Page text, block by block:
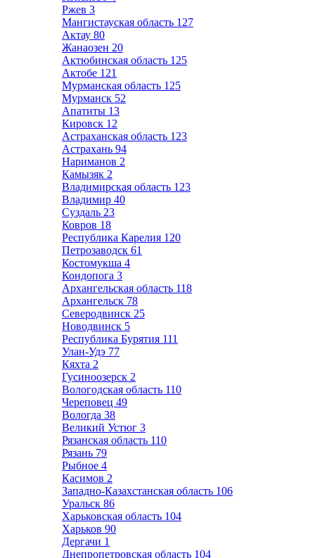
Ржев 3
Мангистауская область 127
Актау 80
Жанаозен 20
Актюбинская область 125
Актобе 121
Мурманская область 125
Мурманск 52
Апатиты 13
Кировск 12
Астраханская область 123
Астрахань 94
Нариманов 2
Камызяк 2
Владимирская область 123
Владимир 40
Суздаль 23
Ковров 18
Республика Карелия 120
Петрозаводск 61
Костомукша 4
Кондопога 3
Архангельская область 118
Архангельск 78
Северодвинск 25
Новодвинск 5
Республика Бурятия 111
Улан-Удэ 77
Кяхта 2
Гусиноозерск 2
Вологодская область 110
Череповец 49
Вологда 38
Великий Устюг 3
Рязанская область 110
Рязань 79
Рыбное 4
Касимов 2
Западно-Казахстанская область 106
Уральск 86
Харьковская область 104
Харьков 90
Дергачи 1
Днепропетровская область 104